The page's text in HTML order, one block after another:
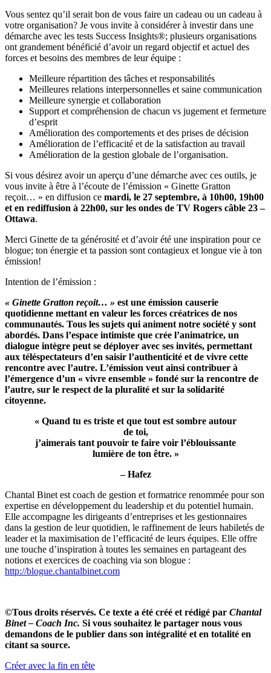
Vous sentez qu’il serait bon de vous faire un cadeau ou un cadeau à
votre organisation? Je vous invite à considérer à investir dans une
démarche avec les tests Success Insights®; plusieurs organisations
ont grandement bénéficié d’avoir un regard objectif et actuel des
forces et besoins des membres de leur équipe :
Meilleure répartition des tâches et responsabilités
Meilleures relations interpersonnelles et saine communication
Meilleure synergie et collaboration
Support et compréhension de chacun vs jugement et fermeture
d’esprit
Amélioration des comportements et des prises de décision
Amélioration de l’efficacité et de la satisfaction au travail
Amélioration de la gestion globale de l’organisation.
Si vous désirez avoir un aperçu d’une démarche avec ces outils, je
vous invite à être à l’écoute de l’émission « Ginette Gratton
reçoit… » en diffusion ce mardi, le 27 septembre, à 10h00, 19h00
et en rediffusion à 22h00, sur les ondes de TV Rogers câble 23 –
Ottawa.
Merci Ginette de ta générosité et d’avoir été une inspiration pour ce
blogue; ton énergie et ta passion sont contagieux et longue vie à ton
émission!
Intention de l’émission :
« Ginette Gratton reçoit… » est une émission causerie
quotidienne mettant en valeur les forces créatrices de nos
communautés. Tous les sujets qui animent notre société y sont
abordés. Dans l’espace intimiste que crée l’animatrice, un
dialogue intègre peut se déployer avec ses invités, permettant
aux téléspectateurs d’en saisir l’authenticité et de vivre cette
rencontre avec l’autre. L’émission veut ainsi contribuer à
l’émergence d’un « vivre ensemble » fondé sur la rencontre de
l’autre, sur le respect de la pluralité et sur la solidarité
citoyenne.
« Quand tu es triste et que tout est sombre autour
de toi,
j’aimerais tant pouvoir te faire voir l’éblouissante
lumière de ton être. »
– Hafez
Chantal Binet est coach de gestion et formatrice renommée pour son
expertise en développement du leadership et du potentiel humain.
Elle accompagne les dirigeants d’entreprises et les gestionnaires
dans la gestion de leur quotidien, le raffinement de leurs habiletés de
leader et la maximisation de l’efficacité de leurs équipes. Elle offre
une touche d’inspiration à toutes les semaines en partageant des
notions et exercices de coaching via son blogue :
http://blogue.chantalbinet.com
©Tous droits réservés. Ce texte a été créé et rédigé par Chantal
Binet – Coach Inc. Si vous souhaitez le partager nous vous
demandons de le publier dans son intégralité et en totalité en
citant sa source.
Navigation
Créer avec la fin en tête